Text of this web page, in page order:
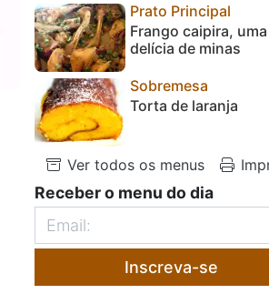
Prato Principal
Frango caipira, uma
delícia de minas
Sobremesa
Torta de laranja
Ver todos os menus
Receber o menu do dia
Inscreva-se